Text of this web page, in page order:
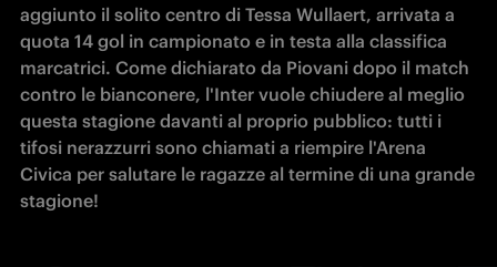
aggiunto il solito centro di Tessa Wullaert, arrivata a
quota 14 gol in campionato e in testa alla classifica
marcatrici. Come dichiarato da Piovani dopo il match
contro le bianconere, l'Inter vuole chiudere al meglio
questa stagione davanti al proprio pubblico: tutti i
tifosi nerazzurri sono chiamati a riempire l'Arena
Civica per salutare le ragazze al termine di una grande
stagione!